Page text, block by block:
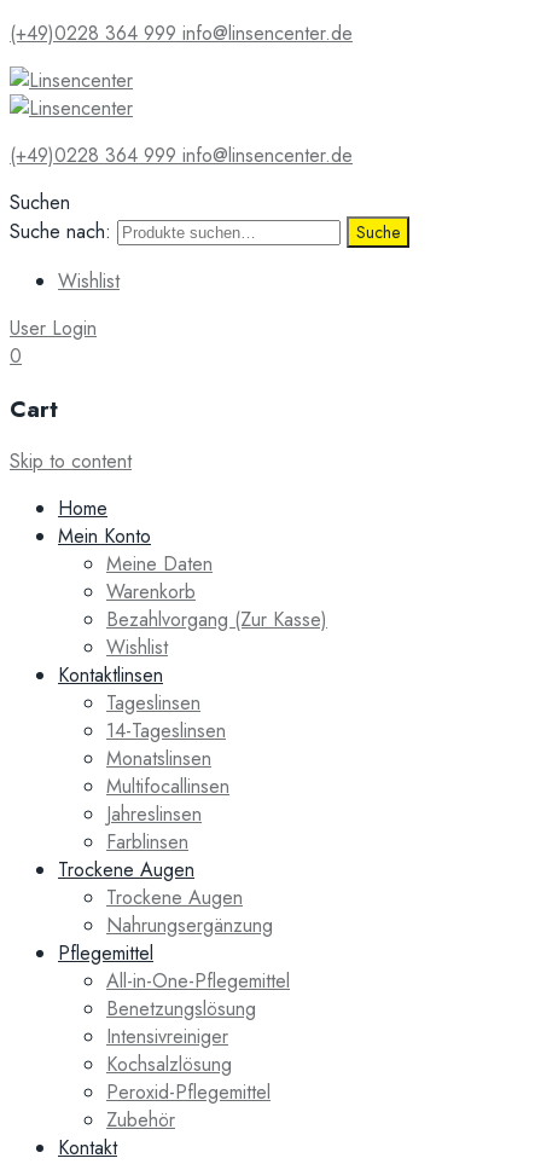
(+49)0228 364 999 info@linsencenter.de
(+49)0228 364 999 info@linsencenter.de
Suchen
Suche nach:
Suche
Wishlist
User Login
0
Cart
Skip to content
Home
Mein Konto
Meine Daten
Warenkorb
Bezahlvorgang (Zur Kasse)
Wishlist
Kontaktlinsen
Tageslinsen
14-Tageslinsen
Monatslinsen
Multifocallinsen
Jahreslinsen
Farblinsen
Trockene Augen
Trockene Augen
Nahrungsergänzung
Pflegemittel
All-in-One-Pflegemittel
Benetzungslösung
Intensivreiniger
Kochsalzlösung
Peroxid-Pflegemittel
Zubehör
Kontakt